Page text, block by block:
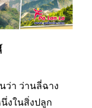
ว่า ว่านลี่ฉาง
งในสิ่งปลูก